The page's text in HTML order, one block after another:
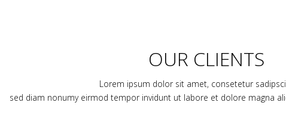
OUR CLIENTS
Lorem ipsum dolor sit amet, consetetur
sed diam nonumy eirmod tempor invidunt ut labore et dolore magna